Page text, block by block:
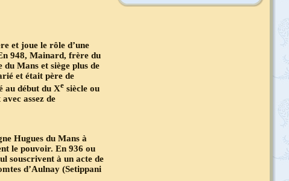
et joue le rôle d’une
948, Mainard, frère du
du Mans et siège plus de
et était père de
au début du Xe siècle ou
assez de
Hugues du Mans à
le pouvoir. En 936 ou
souscrivent à un acte de
d’Aulnay (Setippani